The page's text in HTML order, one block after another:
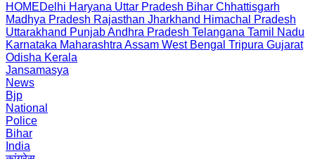
HOMEDelhi Haryana Uttar Pradesh Bihar Chhattisgarh
Madhya Pradesh Rajasthan Jharkhand Himachal Pradesh
Uttarakhand PunjabAndhra Pradesh Telangana Tamil Nadu
Karnataka Maharashtra Assam West Bengal Tripura Gujarat
Odisha Kerala
Jansamasya
News
Bjp
National
Police
Bihar
India